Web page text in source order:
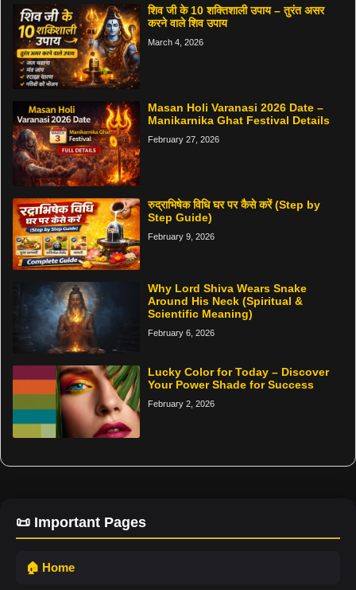
शिव जी के 10 शक्तिशाली उपाय – तुरंत असर
करने वाले शिव उपाय
March 4, 2026
Masan Holi Varanasi 2026 Date –
Manikarnika Ghat Festival Details
February 27, 2026
रुद्राभिषेक विधि घर पर कैसे करें (Step by
Step Guide)
February 9, 2026
Why Lord Shiva Wears Snake
Around His Neck (Spiritual &
Scientific Meaning)
February 6, 2026
Lucky Color for Today – Discover
Your Power Shade for Success
February 2, 2026
📜 Important Pages
🏠 Home